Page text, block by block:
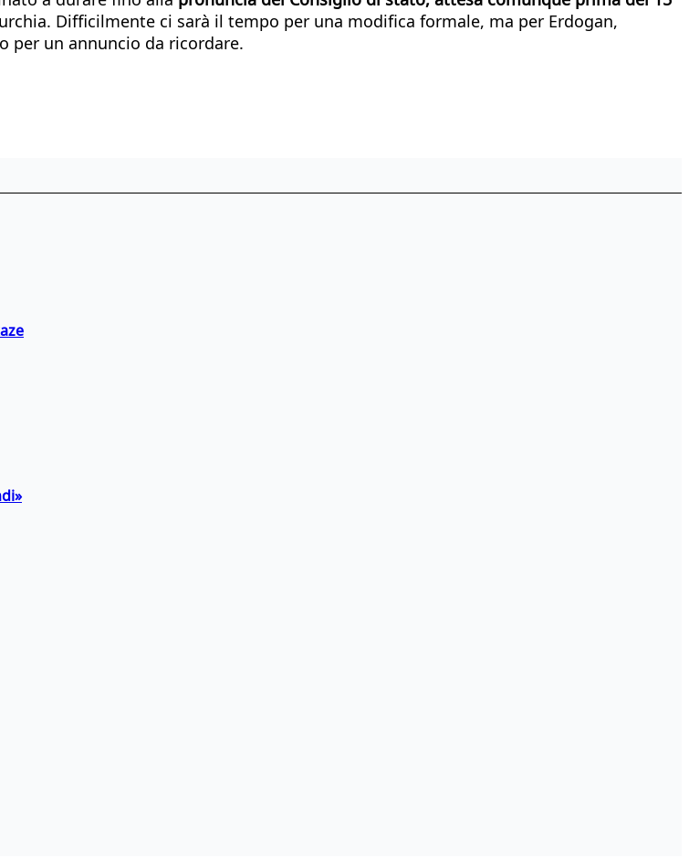
Difficilmente ci sarà il tempo per una modifica formale, ma per Erdogan,
per un annuncio da ricordare.